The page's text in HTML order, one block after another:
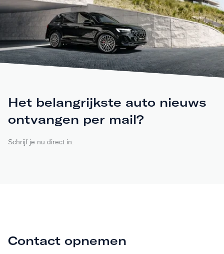
Het belangrijkste auto nieuws
ontvangen per mail?
Schrijf je nu direct in.
Contact opnemen